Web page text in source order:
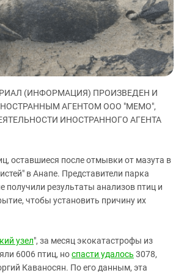
ЗАСТАВЛЯЕТ
КАВКАЗ ЗА ПАЛЕСТИНУ
ИНАКОМЫСЛИЕ В ЧЕЧНЕ
ПРЕСЛЕДОВАНИЕ АКТИВИСТОВ
МОБИЛИЗАЦИЯ И ПРОТЕСТЫ
(ИНФОРМАЦИЯ) ПРОИЗВЕДЕН И
АГЕНТОМ ООО "МЕМО",
ИНОСТРАННОГО АГЕНТА
оставшиеся после отмывки от мазута в
в Анапе. Представители парка
получили результаты анализов птиц и
чтобы установить причину их
узел", за месяц экокатастрофы из
6006 птиц, носпасти удалось 3078,
Каваносян. По его данным, эта